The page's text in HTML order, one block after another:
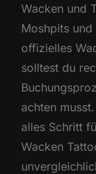
Wacken und
Moshpits
offizielles
solltest du
achten
alles Schritt
Wacken